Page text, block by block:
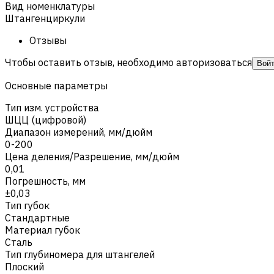
Вид номенклатуры
Штангенциркули
Отзывы
Чтобы оставить отзыв, необходимо авторизоваться
Основные параметры
Тип изм. устройства
ШЦЦ (цифровой)
Диапазон измерений, мм/дюйм
0-200
Цена деления/Разрешение, мм/дюйм
0,01
Погрешность, мм
±0,03
Тип губок
Стандартные
Материал губок
Сталь
Тип глубиномера для штангелей
Плоский